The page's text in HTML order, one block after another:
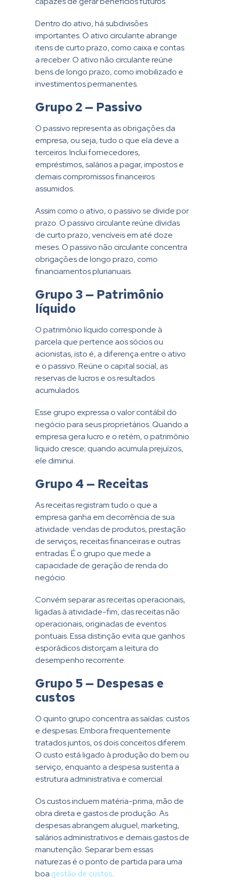
Dentro do ativo, há subdivisões
importantes. O ativo circulante abrange
itens de curto prazo, como caixa e contas
a receber. O ativo não circulante reúne
bens de longo prazo, como imobilizado e
investimentos permanentes.
Grupo 2 — Passivo
O passivo representa as obrigações da
empresa, ou seja, tudo o que ela deve a
terceiros. Inclui fornecedores,
empréstimos, salários a pagar, impostos e
demais compromissos financeiros
assumidos.
Assim como o ativo, o passivo se divide por
prazo. O passivo circulante reúne dívidas
de curto prazo, vencíveis em até doze
meses. O passivo não circulante concentra
obrigações de longo prazo, como
financiamentos plurianuais.
Grupo 3 — Patrimônio
líquido
O patrimônio líquido corresponde à
parcela que pertence aos sócios ou
acionistas, isto é, a diferença entre o ativo
e o passivo. Reúne o capital social, as
reservas de lucros e os resultados
acumulados.
Esse grupo expressa o valor contábil do
negócio para seus proprietários. Quando a
empresa gera lucro e o retém, o patrimônio
líquido cresce; quando acumula prejuízos,
ele diminui.
Grupo 4 — Receitas
As receitas registram tudo o que a
empresa ganha em decorrência de sua
atividade: vendas de produtos, prestação
de serviços, receitas financeiras e outras
entradas. É o grupo que mede a
capacidade de geração de renda do
negócio.
Convém separar as receitas operacionais,
ligadas à atividade-fim, das receitas não
operacionais, originadas de eventos
pontuais. Essa distinção evita que ganhos
esporádicos distorçam a leitura do
desempenho recorrente.
Grupo 5 — Despesas e
custos
O quinto grupo concentra as saídas: custos
e despesas. Embora frequentemente
tratados juntos, os dois conceitos diferem.
O custo está ligado à produção do bem ou
serviço, enquanto a despesa sustenta a
estrutura administrativa e comercial.
Os custos incluem matéria-prima, mão de
obra direta e gastos de produção. As
despesas abrangem aluguel, marketing,
salários administrativos e demais gastos de
manutenção. Separar bem essas
naturezas é o ponto de partida para uma
boa gestão de custos.